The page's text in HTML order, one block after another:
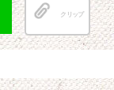
クリップ